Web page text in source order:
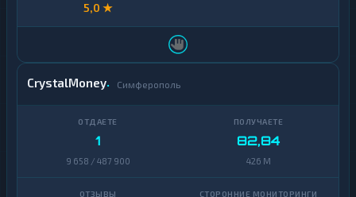
5,0 ★
CrystalMoney Симферополь
1
9 658 / 487 900
82,84
426 M